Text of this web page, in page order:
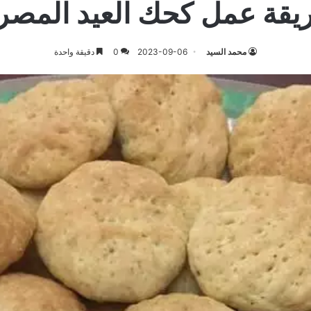
عمل كحك العيد
محمد السيد 2023-09-06
0 دقيقة واحدة